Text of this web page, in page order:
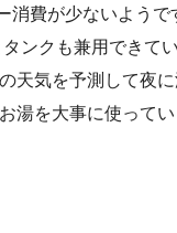
費が少ないようで
ンクも兼用できて
天気を予測して夜
を大事に使って